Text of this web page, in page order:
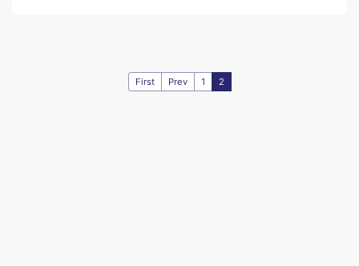
First Prev 1 2